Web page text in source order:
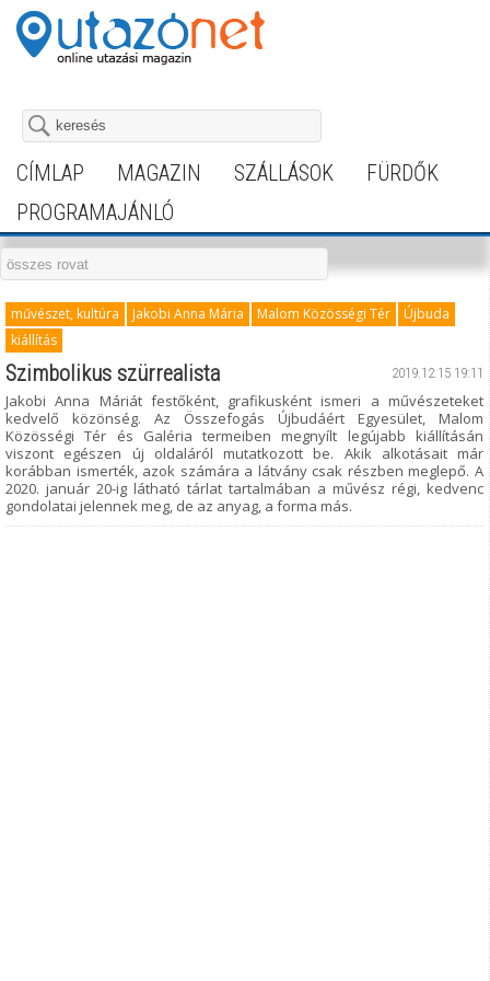
CÍMLAP MAGAZIN SZÁLLÁSOK
FÜRDŐK
PROGRAMAJÁNLÓ
művészet, kultúra Jakobi Anna Mária Malom Közösségi Tér
Újbuda
kiállítás
2019.12.15 19:11
Szimbolikus szürrealista
Jakobi Anna Máriát festőként, grafikusként ismeri a művészeteket
kedvelő közönség. Az Összefogás Újbudáért Egyesület, Malom
Közösségi Tér és Galéria termeiben megnyílt legújabb kiállításán
viszont egészen új oldaláról mutatkozott be. Akik alkotásait már
korábban ismerték, azok számára a látvány csak részben meglepő. A
2020. január 20-ig látható tárlat tartalmában a művész régi, kedvenc
gondolatai jelennek meg, de az anyag, a forma más.